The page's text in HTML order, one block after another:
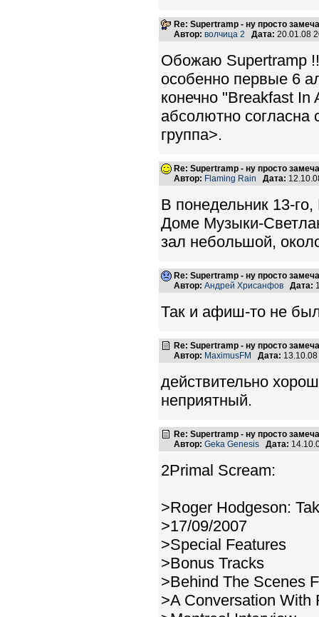
Re: Supertramp - ну просто
Автор: волчица 2 Дата: 20.01.08
Обожаю Supertramp
особенно первые 6
конечно "Breakfast
абсолютно согласна
группа>.
Re: Supertramp - ну просто
Автор: Flaming Rain Дата:
В понедельник 13-
Доме Музыки-
зал небольшой,
Re: Supertramp - ну просто
Автор: Андрей Хрисанфов Дата:
Так и афиш-то не
Re: Supertramp - ну просто
Автор: MaximusFM Дата:
действительно
неприятный.
Re: Supertramp - ну просто
Автор: Geka Genesis Дата:
2Primal Scream:
>Roger Hodgeson:
>17/09/2007
>Special Features
>Bonus Tracks
>Behind The Scenes
>A Conversation With